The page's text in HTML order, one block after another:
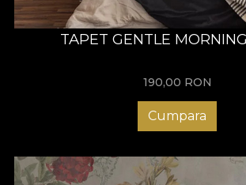
TAPET GENTLE
190,00 RON
Cumpara